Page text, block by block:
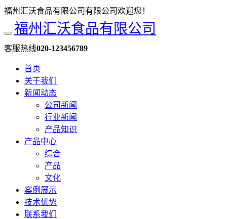
福州汇沃食品有限公司有限公司欢迎您！
福州汇沃食品有限公司
客服热线020-123456789
首页
关于我们
新闻动态
公司新闻
行业新闻
产品知识
产品中心
综合
产品
文化
案例展示
技术优势
联系我们